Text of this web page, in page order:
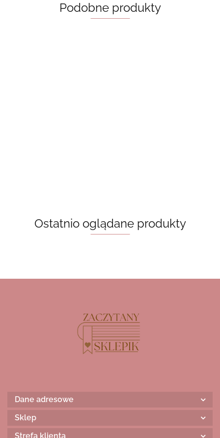
Podobne produkty
Ostatnio oglądane produkty
Dane adresowe
Sklep
Strefa klienta